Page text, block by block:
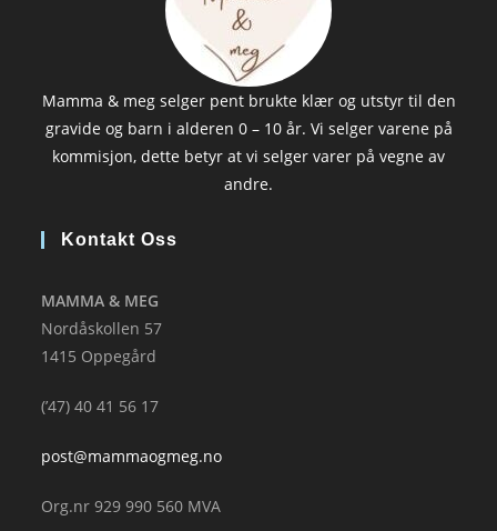
Mamma & meg selger pent brukte klær og utstyr til den
gravide og barn i alderen 0 – 10 år. Vi selger varene på
kommisjon, dette betyr at vi selger varer på vegne av
andre.
Kontakt Oss
MAMMA & MEG
Nordåskollen 57
1415 Oppegård
(’47) 40 41 56 17
post@mammaogmeg.no
Org.nr 929 990 560 MVA